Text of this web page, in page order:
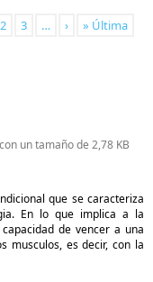
2 3 … › » Última
un tamaño de 2,78 KB
que se caracteriza
En lo que implica a la
de vencer a una
musculos, es decir, con la